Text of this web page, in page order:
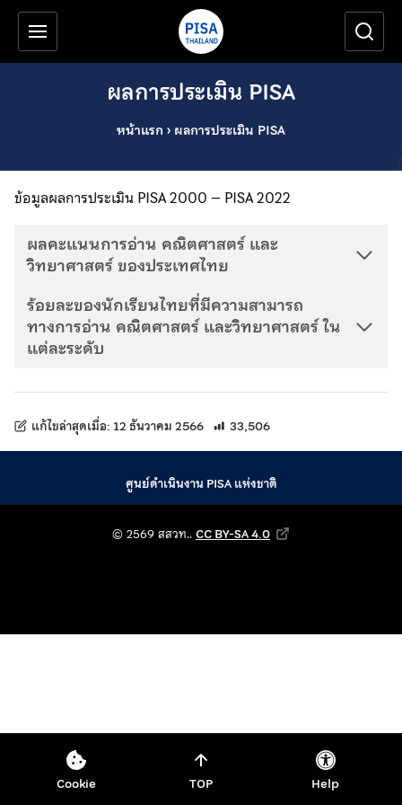
ข้ามไปยังเนื้อหาหลัก
เครื่องมือช่วยเหลือ
ผลการประเมิน PISA
หน้าแรก › ผลการประเมิน PISA
ข้อมูลผลการประเมิน PISA 2000 – PISA 2022
ผลคะแนนการอ่าน คณิตศาสตร์ และ
วิทยาศาสตร์ ของประเทศไทย
ร้อยละของนักเรียนไทยที่มีความสามารถ
ทางการอ่าน คณิตศาสตร์ และวิทยาศาสตร์ ใน
แต่ละระดับ
แก้ไขล่าสุดเมื่อ: 12 ธันวาคม 2566 33,506
ศูนย์ดำเนินงาน PISA แห่งชาติ
© 2569 สสวท.. CC BY-SA 4.0
Creative Commons Attribution-
Cookie TOP Help